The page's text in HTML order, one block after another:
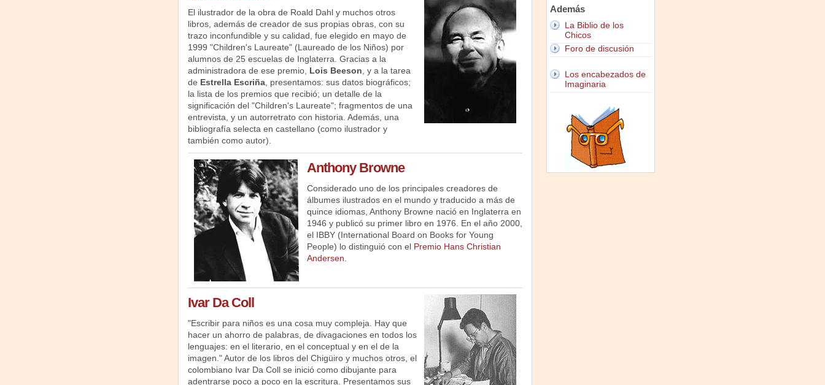
El ilustrador de la obra de Roald Dahl y muchos otros
libros, además de creador de sus propias obras, con su
trazo inconfundible y su calidad, fue elegido en mayo de
1999 "Children's Laureate" (Laureado de los Niños) por
alumnos de 25 escuelas de Inglaterra. Gracias a la
administradora de ese premio, Lois Beeson , y a la tarea
de Estrella Escriña, presentamos: sus datos biográficos;
la lista de los premios que recibió; un detalle de la
significación del "Children's Laureate"; fragmentos de una
entrevista, y un autorretrato con historia. Además, una
bibliografía selecta en castellano (como ilustrador y
también como autor).
Anthony Browne
Considerado uno de los principales creadores de
álbumes ilustrados en el mundo y traducido a más de
quince idiomas, Anthony Browne nació en Inglaterra en
1946 y publicó su primer libro en 1976. En el año 2000,
el IBBY (International Board on Books for Young
People) lo distinguió con el Premio Hans Christian
Andersen
Ivar Da Coll
"Escribir para niños es una cosa muy compleja. Hay que
hacer un ahorro de palabras, de divagaciones en todos los
lenguajes: en el literario, en el conceptual y en el de la
imagen." Autor de los libros del Chigüiro y muchos otros, el
colombiano Ivar Da Coll se inició como dibujante para
adentrarse poco a poco en la escritura. Presentamos sus
Además
La Biblio de los
Chicos
Foro de discusión
Los encabezados de
Imaginaria